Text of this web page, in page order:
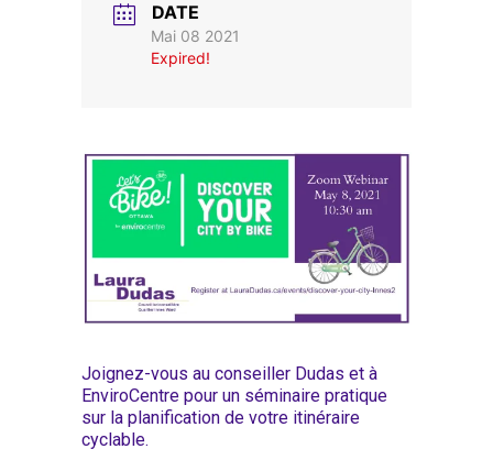
DATE
Mai 08 2021
Expired!
Joignez-vous au conseiller Dudas et à
EnviroCentre pour un séminaire pratique
sur la planification de votre itinéraire
cyclable.